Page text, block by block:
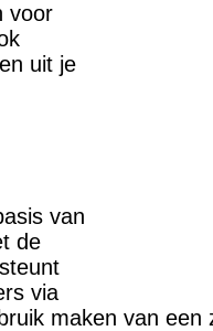
voor
uit je
van
de
via
maken van